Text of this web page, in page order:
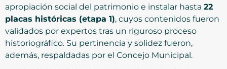
apropiación social del patrimonio e instalar hasta 22
placas históricas (etapa 1), cuyos contenidos fueron
validados por expertos tras un riguroso proceso
historiográfico. Su pertinencia y solidez fueron,
además, respaldadas por el Concejo Municipal.